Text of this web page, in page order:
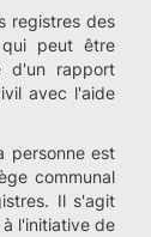
des
qui peut être
d'un rapport
avec l'aide
est
communal
Il s'agit
l'initiative de